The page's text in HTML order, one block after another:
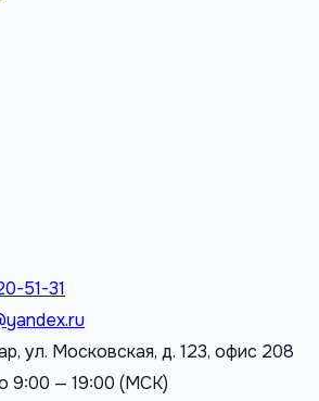
51-31
ул. Московская, д. 123, офис 208
9:00 — 19:00 (МСК)